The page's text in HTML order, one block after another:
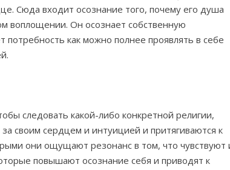
Сюда входит осознание того, почему его душа
воплощении. Он осознает собственную
как можно полнее проявлять в себе
следовать какой-либо конкретной религии,
своим сердцем и интуицией и притягиваются к
они ощущают резонанс в том, что чувствуют
повышают осознание себя и приводят к